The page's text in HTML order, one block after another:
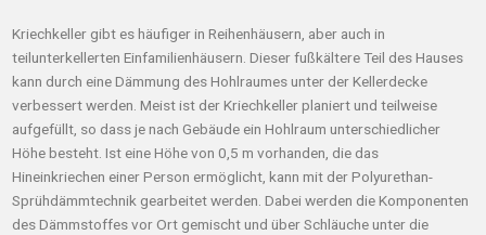
Kriechkeller gibt es häufiger in Reihenhäusern, aber auch in
teilunterkellerten Einfamilienhäusern. Dieser fußkältere Teil des Hauses
kann durch eine Dämmung des Hohlraumes unter der Kellerdecke
verbessert werden. Meist ist der Kriechkeller planiert und teilweise
aufgefüllt, so dass je nach Gebäude ein Hohlraum unterschiedlicher
Höhe besteht. Ist eine Höhe von 0,5 m vorhanden, die das
Hineinkriechen einer Person ermöglicht, kann mit der Polyurethan-
Sprühdämmtechnik gearbeitet werden. Dabei werden die Komponenten
des Dämmstoffes vor Ort gemischt und über Schläuche unter die